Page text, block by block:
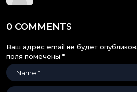
0 COMMENTS
Ваш адрес email не будет
поля помечены *